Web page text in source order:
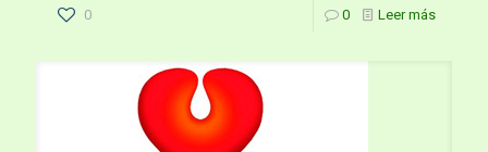
0 0 Leer más